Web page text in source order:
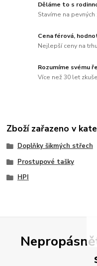
Děláme to s
Stavíme na pevných
Cena férová,
Nejlepší ceny na
Rozumíme svému
Více než 30 let
Zboží zařazeno v
Doplňky šikmých střech
Prostupové tašky
HPI